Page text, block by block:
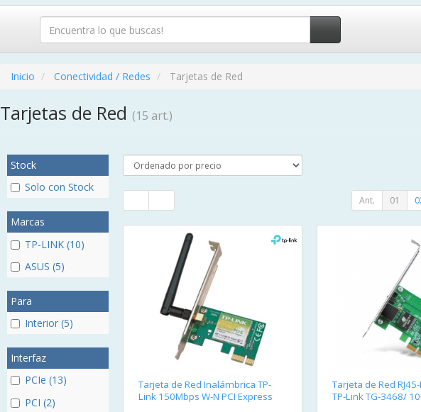
Inicio Conectividad / Redes Tarjetas de Red
Tarjetas de Red (15 art.)
Stock
Solo con Stock
Marcas
TP-LINK (10)
ASUS (5)
Para
Interior (5)
Interfaz
PCIe (13)
PCI (2)
Ant. 01
Tarjeta de Red Inalámbrica TP-
Link 150Mbps W-N PCI Express
Tarjeta de Red
TP-Link TG-3468/